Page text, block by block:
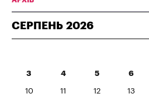
СЕРПЕНЬ 2026
3 4 5 6
10 11 12 13